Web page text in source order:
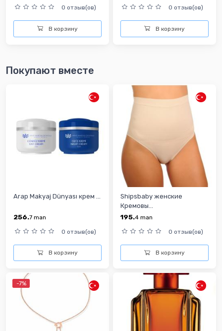
0 отзыв(ов)
В корзину
0 отзыв(ов)
В корзину
Покупают вместе
Arap Makyaj Dünyası крем ...
256.7 man
0 отзыв(ов)
В корзину
Shipsbaby женские
Кремовы...
195.4 man
0 отзыв(ов)
В корзину
-7%